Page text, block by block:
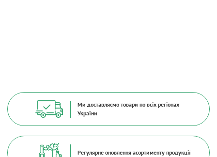
Ми доставляємо товари по всіх регіонах
України
Регулярне оновлення асортименту продукції